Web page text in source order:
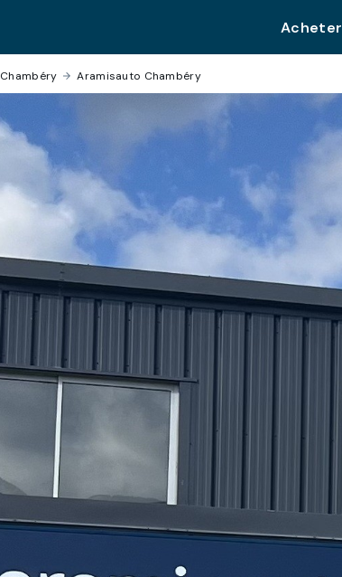
Acheter
Chambéry › Aramisauto Chambéry